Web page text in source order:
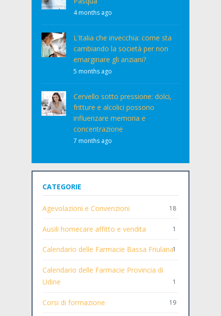
4 months ago
L’Italia che invecchia: come sta
cambiando la società per non
emarginare gli anziani?
5 months ago
Cervello sotto pressione: dolci,
fritture e alcolici possono
influenzare memoria e
concentrazione
7 months ago
CATEGORIE
Agevolazioni e Convenzioni 18
Ausili homecare affitto e vendita 1
Calendario delle Farmacie Bassa Friulana1
Calendario delle Farmacie Provincia di
Udine
1
Corsi di formazione 19